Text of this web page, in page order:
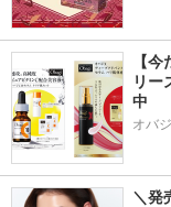
【
リー
中
オバジ
＼発